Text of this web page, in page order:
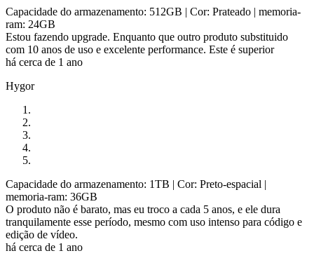
Capacidade do armazenamento: 512GB | Cor: Prateado | memoria-
ram: 24GB
Estou fazendo upgrade. Enquanto que outro produto substituido
com 10 anos de uso e excelente performance. Este é superior
há cerca de 1 ano
Hygor
Capacidade do armazenamento: 1TB | Cor: Preto-espacial |
memoria-ram: 36GB
O produto não é barato, mas eu troco a cada 5 anos, e ele dura
tranquilamente esse período, mesmo com uso intenso para código e
edição de vídeo.
há cerca de 1 ano